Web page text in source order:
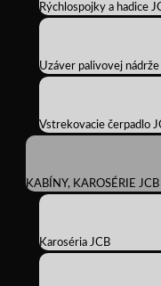
Rýchlospojky a hadice
Uzáver palivovej nádrže
Vstrekovacie čerpadlo
KABÍNY, KAROSÉRIE JCB
Karoséria JCB